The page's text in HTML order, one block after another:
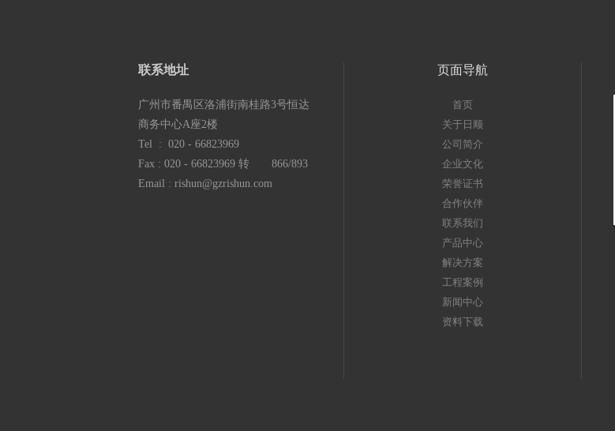
联系地址
广州市番禺区洛浦街南桂路3号恒达
商务中心A座2楼
Tel : 020 - 66823969
Fax : 020 - 66823969 转 866/893
Email : rishun@gzrishun.com
页面导航
首页
关于日顺
公司简介
企业文化
荣誉证书
合作伙伴
联系我们
产品中心
解决方案
工程案例
新闻中心
资料下载